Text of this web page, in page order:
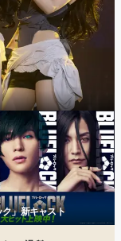
ク」新キャスト